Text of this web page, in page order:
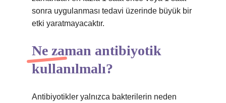
sonra uygulanması tedavi üzerinde büyük bir
etki yaratmayacaktır.
Ne zaman antibiyotik
kullanılmalı?
Antibiyotikler yalnızca bakterilerin neden